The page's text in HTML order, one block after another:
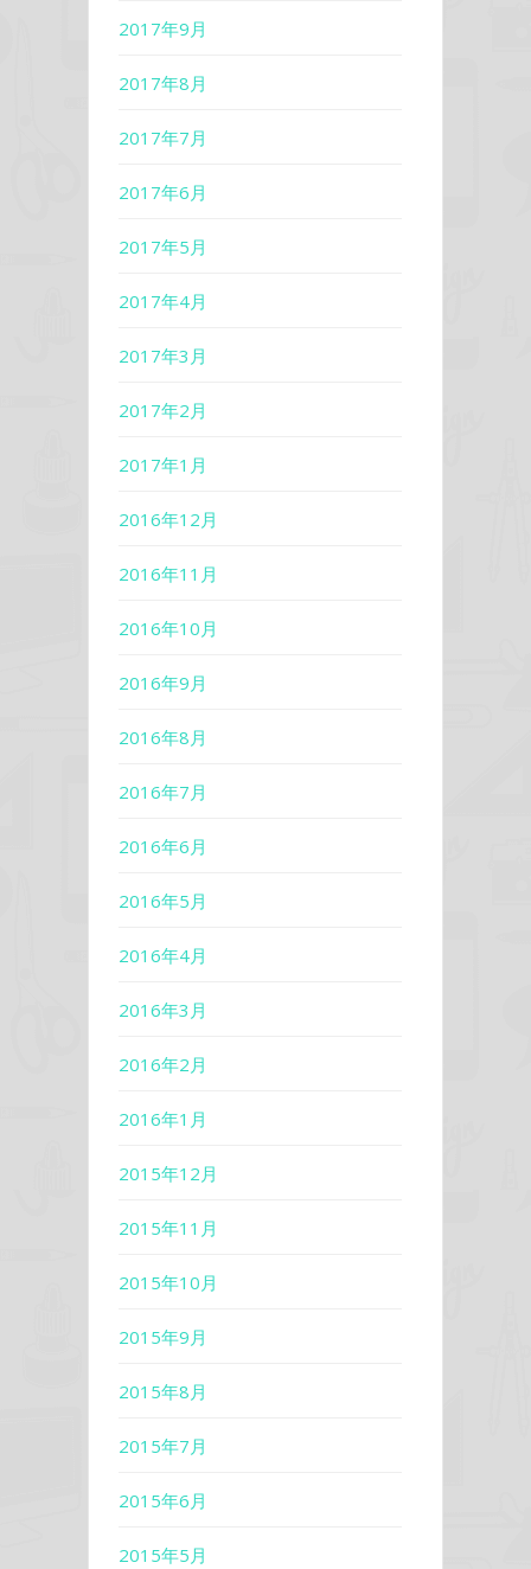
2017年9月
2017年8月
2017年7月
2017年6月
2017年5月
2017年4月
2017年3月
2017年2月
2017年1月
2016年12月
2016年11月
2016年10月
2016年9月
2016年8月
2016年7月
2016年6月
2016年5月
2016年4月
2016年3月
2016年2月
2016年1月
2015年12月
2015年11月
2015年10月
2015年9月
2015年8月
2015年7月
2015年6月
2015年5月